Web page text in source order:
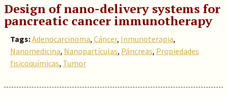
Design of nano-delivery systems for
pancreatic cancer immunotherapy
Tags:Adenocarcinoma, Cáncer, Inmunoterapia,
Nanomedicina, Nanopartículas, Páncreas, Propiedades
fisicoquímicas, Tumor